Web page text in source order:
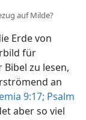
auf Milde?
Erde von
für
zu lesen,
an
9:17; Psalm
aber so viel